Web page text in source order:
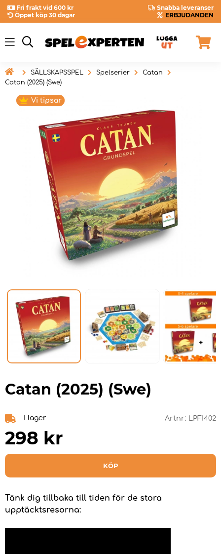
Fri frakt vid 600 kr
Snabba leveranser
Öppet köp 30 dagar
ERBJUDANDEN
 SÄLLSKAPSSPEL Spelserier
Catan
Catan (2025) (Swe)
Catan (2025) (Swe)
I lager Artnr: LPFI402
298 kr
KÖP
Tänk dig tillbaka till tiden för de stora
upptäcktsresorna:
Vi tipsar